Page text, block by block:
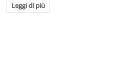
Leggi di più